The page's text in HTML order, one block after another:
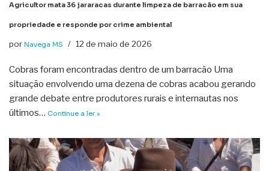
Agricultor mata 36 jararacas durante limpeza de barracão em sua
propriedade e responde por crime ambiental
por Navega MS 12 de maio de 2026
Cobras foram encontradas dentro de um barracão Uma
situação envolvendo uma dezena de cobras acabou gerando
grande debate entre produtores rurais e internautas nos
últimos… Continue a ler »